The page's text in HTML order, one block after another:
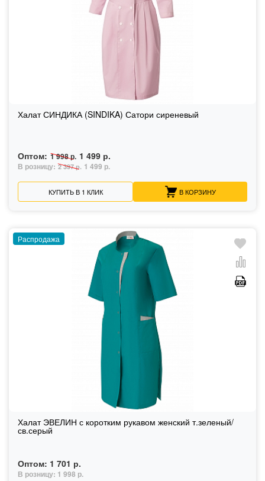
Халат СИНДИКА (SINDIKA) Сатори сиреневый
Оптом: 1 998 р. 1 499 р.
В розницу: 2 397 р. 1 499 р.
КУПИТЬ В 1 КЛИК В КОРЗИНУ
Распродажа
Халат ЭВЕЛИН с коротким рукавом женский т.зеленый/
св.серый
Оптом: 1 701 р.
В розницу: 1 998 р.